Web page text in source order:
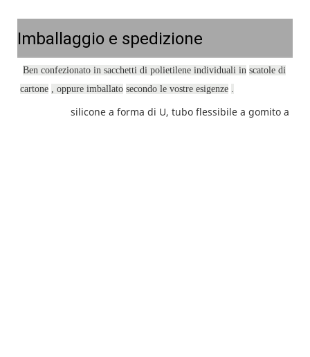
Imballaggio e spedizione
Ben confezionato in sacchetti di polietilene individuali in scatole di
cartone
, oppure imballato secondo le vostre esigenze